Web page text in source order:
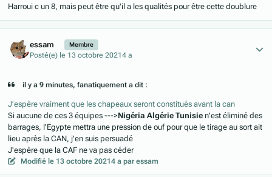
Harroui c un 8, mais peut être qu'il a les qualités pour être cette doublure
essam Membre
Posté(e) le 13 octobre 20214 a
il y a 9 minutes, fanatiquement a dit :
J’espère vraiment que les chapeaux seront constitués avant la can
Si aucune de ces 3 équipes --->Nigéria Algérie Tunisie n'est éliminé des
barrages, l'Egypte mettra une pression de ouf pour que le tirage au sort ait
lieu après la CAN, j'en suis persuadé
J'espère que la CAF ne va pas céder
Modifiéle 13 octobre 20214 a par essam